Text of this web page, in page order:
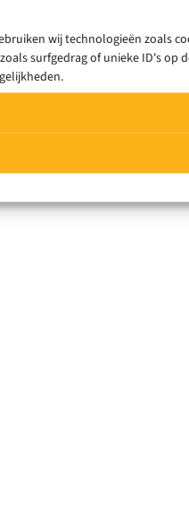
wij technologieën zoals
surfgedrag of unieke ID's